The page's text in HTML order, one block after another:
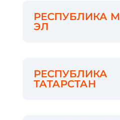
РЕСПУБЛИКА
ЭЛ
РЕСПУБЛИКА
ТАТАРСТАН